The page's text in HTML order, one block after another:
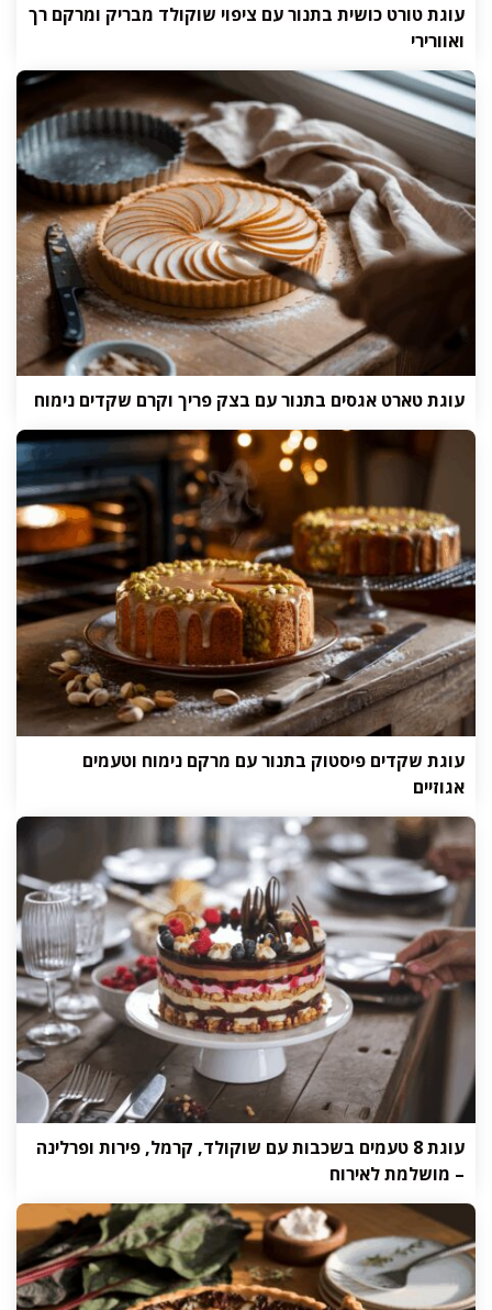
עוגת טורט כושית בתנור עם ציפוי שוקולד מבריק ומרקם רך
ואוורירי
עוגת טארט אגסים בתנור עם בצק פריך וקרם שקדים נימוח
עוגת שקדים פיסטוק בתנור עם מרקם נימוח וטעמים
אגוזיים
עוגת 8 טעמים בשכבות עם שוקולד, קרמל, פירות ופרלינה
– מושלמת לאירוח